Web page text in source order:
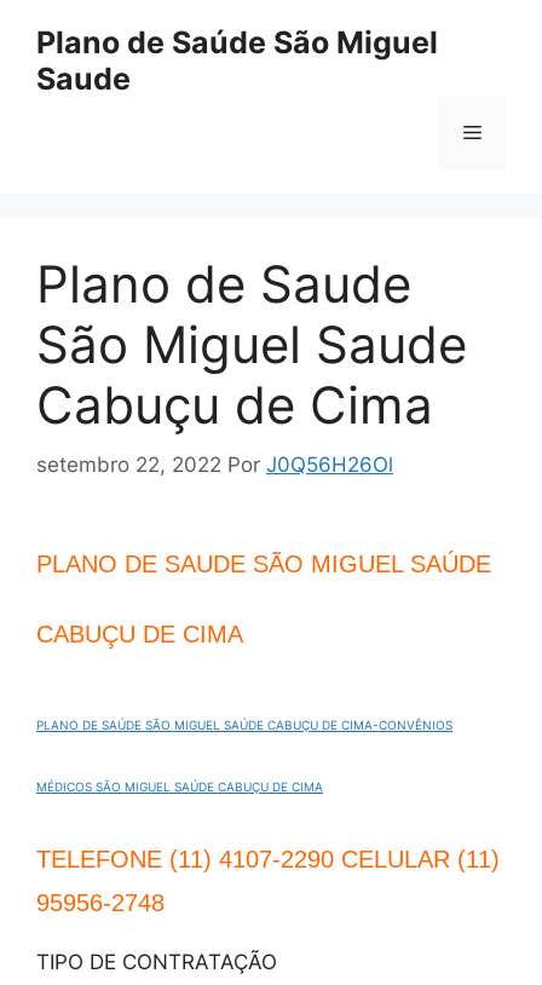
Plano de Saúde São Miguel
Saude
Menu
Plano de Saude
São Miguel Saude
Cabuçu de Cima
setembro 22, 2022 Por J0Q56H26Ol
PLANO DE SAUDE SÃO MIGUEL SAÚDE
CABUÇU DE CIMA
PLANO DE SAÚDE SÃO MIGUEL SAÚDE CABUÇU DE CIMA-CONVÊNIOS
MÉDICOS SÃO MIGUEL SAÚDE CABUÇU DE CIMA
TELEFONE (11) 4107-2290 CELULAR (11)
95956-2748
TIPO DE CONTRATAÇÃO